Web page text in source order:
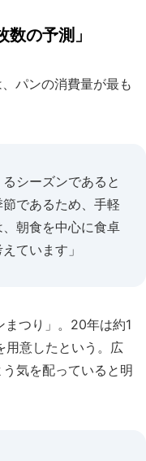
の予測」
パンの消費量が最も
シーズンであると
であるため、手軽
朝食を中心に食卓
ています」
つり」。20年は約1
用意したという。広
気を配っていると明